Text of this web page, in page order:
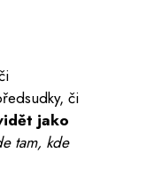
či
jako
tam, kde